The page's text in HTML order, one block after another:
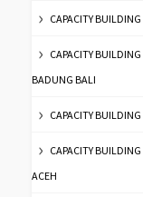
CAPACITY
CAPACITY
BADUNG BALI
CAPACITY
CAPACITY
ACEH